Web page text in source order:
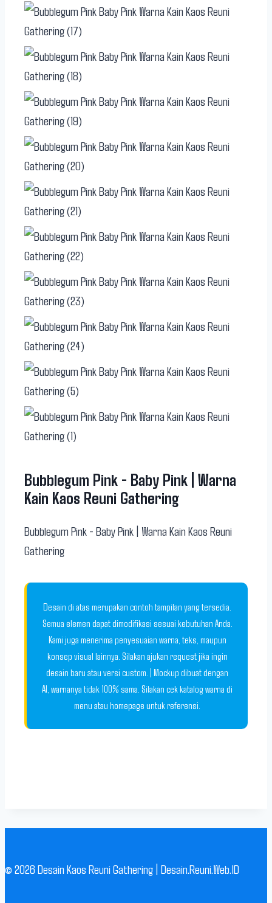
Bubblegum Pink - Baby Pink | Warna
Kain Kaos Reuni Gathering
Bubblegum Pink - Baby Pink | Warna Kain Kaos Reuni
Gathering
Desain di atas merupakan contoh tampilan yang tersedia.
Semua elemen dapat dimodifikasi sesuai kebutuhan Anda.
Kami juga menerima penyesuaian warna, teks, maupun
konsep visual lainnya. Silakan ajukan request jika ingin
desain baru atau versi custom. | Mockup dibuat dengan
AI, warnanya tidak 100% sama. Silakan cek katalog warna di
menu atau homepage untuk referensi.
© 2026 Desain Kaos Reuni Gathering | Desain.Reuni.Web.ID